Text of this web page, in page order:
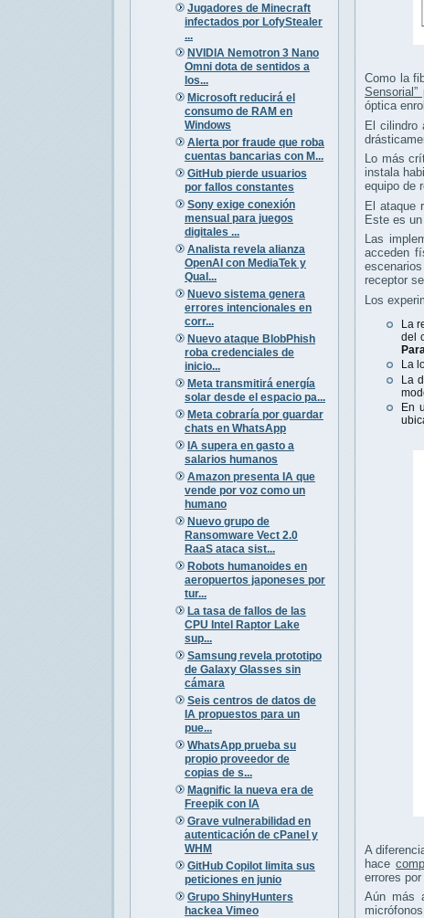
Jugadores de Minecraft
infectados por LofyStealer
...
NVIDIA Nemotron 3 Nano
Omni dota de sentidos a
los...
Microsoft reducirá el
consumo de RAM en
Windows
Alerta por fraude que roba
cuentas bancarias con M...
GitHub pierde usuarios
por fallos constantes
Sony exige conexión
mensual para juegos
digitales ...
Analista revela alianza
OpenAI con MediaTek y
Qual...
Nuevo sistema genera
errores intencionales en
corr...
Nuevo ataque BlobPhish
roba credenciales de
inicio...
Meta transmitirá energía
solar desde el espacio pa...
Meta cobraría por guardar
chats en WhatsApp
IA supera en gasto a
salarios humanos
Amazon presenta IA que
vende por voz como un
humano
Nuevo grupo de
Ransomware Vect 2.0
RaaS ataca sist...
Robots humanoides en
aeropuertos japoneses por
tur...
La tasa de fallos de las
CPU Intel Raptor Lake
sup...
Samsung revela prototipo
de Galaxy Glasses sin
cámara
Seis centros de datos de
IA propuestos para un
pue...
WhatsApp prueba su
propio proveedor de
copias de s...
Magnific la nueva era de
Freepik con IA
Grave vulnerabilidad en
autenticación de cPanel y
WHM
GitHub Copilot limita sus
peticiones en junio
Grupo ShinyHunters
hackea Vimeo
Como la
Sensorial”
óptica
El cilindro
Lo más
instala
equipo de
El ataque
Este es
Las
acceden
receptor
Los
La
del
La
La
En
A
hace
errores por
Aún más